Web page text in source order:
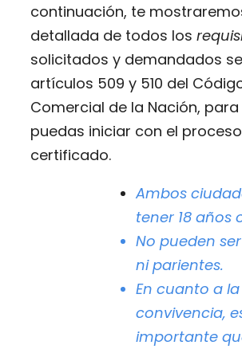
continuación, te
detallada de todos los
solicitados y demandados
artículos 509 y 510 del
Comercial de la Nación,
puedas iniciar con el
certificado.
Ambos
tener 18 años
No pueden
ni parientes.
En cuanto a la
convivencia,
importante